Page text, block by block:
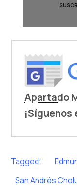
Apartado
¡Síguenos
Tagged:
San Andrés